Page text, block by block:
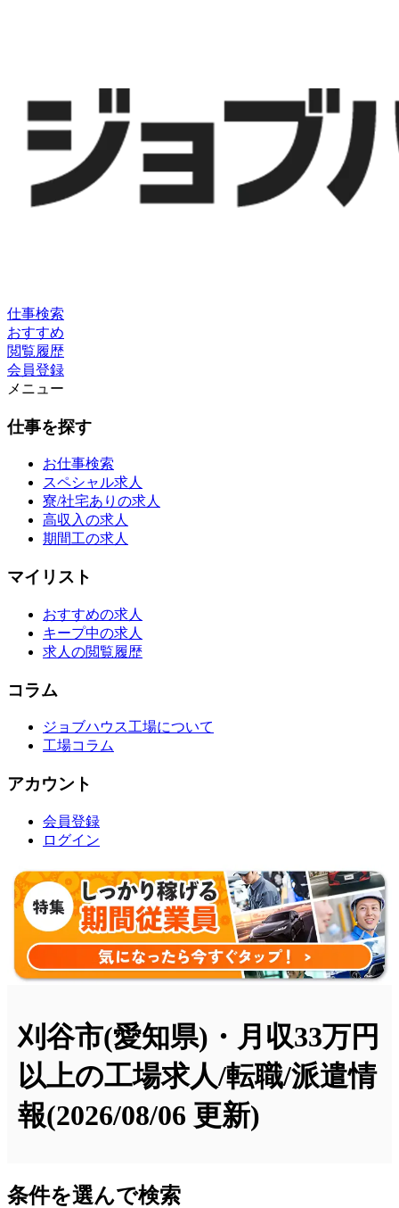
仕事検索
おすすめ
閲覧履歴
会員登録
メニュー
仕事を探す
お仕事検索
スペシャル求人
寮/社宅ありの求人
高収入の求人
期間工の求人
マイリスト
おすすめの求人
キープ中の求人
求人の閲覧履歴
コラム
ジョブハウス工場について
工場コラム
アカウント
会員登録
ログイン
刈谷市(愛知県)・月収33万円
以上の工場求人/転職/派遣情
報(2026/08/06 更新)
条件を選んで検索